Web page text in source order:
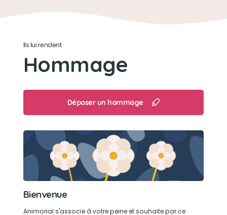
nos jambes, à coller ta tête contre notre
Ils lui rendent
Hommage
Déposer un hommage
Bienvenue
Animorial s'associe à votre peine et souhaite par ce